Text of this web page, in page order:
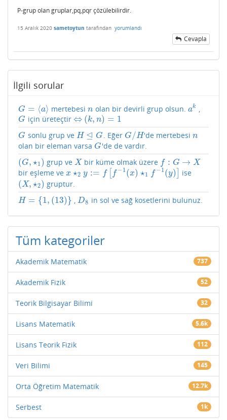
P-grup olan gruplar,pq,pqr çözülebilirdir.
15 Aralık 2020 sametoytun tarafından yorumlandı
Cevapla
İlgili sorular
G = ⟨a⟩
G= ⟨a⟩ mertebesin
n olan bir devirli grup olsun. ak
ak
G
G için üreteçtir ⇔ (k, n) = 1
⇔( k,n)=1
G
G sonlu grup ve H ⊴ G
H⊴G . Eğer G/H
G/H 'de mertebesi n
n
olan bir eleman varsa G
G 'de de vardır.
(G,⋆1)
(G,⋆ 1) grup ve X
X bir küme olmak üzere f : G → X
f:G →X
bir eşleme ve x ⋆2 y := f f −1(x) ⋆1 f −1(y)
x⋆2y := [f− (x ⋆1f−1(y) ise
(X, ⋆2)
(X,⋆2) gruptur.
H = {1, (13)}
H= {1, 13)} ,D8
D8 in sol ve sağ kosetlerini bulunuz.
Tüm kategoriler
Akademik Matematik 737
Akademik Fizik 52
Teorik Bilgisayar Bilimi 32
Lisans Matematik 5.6k
Lisans Teorik Fizik 112
Veri Bilimi 145
Orta Öğretim Matematik 12.7k
Serbest 1k